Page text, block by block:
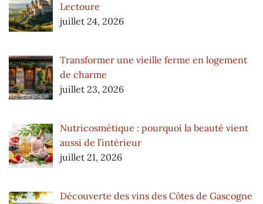
Lectoure
juillet 24, 2026
Transformer une vieille ferme en logement
de charme
juillet 23, 2026
Nutricosmétique : pourquoi la beauté vient
aussi de l’intérieur
juillet 21, 2026
Découverte des vins des Côtes de Gascogne